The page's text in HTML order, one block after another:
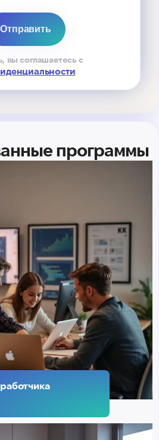
вы соглашаетесь с
программы